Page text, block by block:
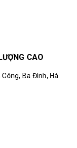
CAO
Ba Đình, Hà